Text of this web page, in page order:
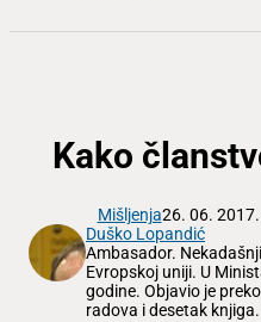
Kako
Mišljenja26. 06.
Duško Lopandić
Ambasador.
Evropskoj uniji. U
godine. Objavio je
radova i desetak knjiga.